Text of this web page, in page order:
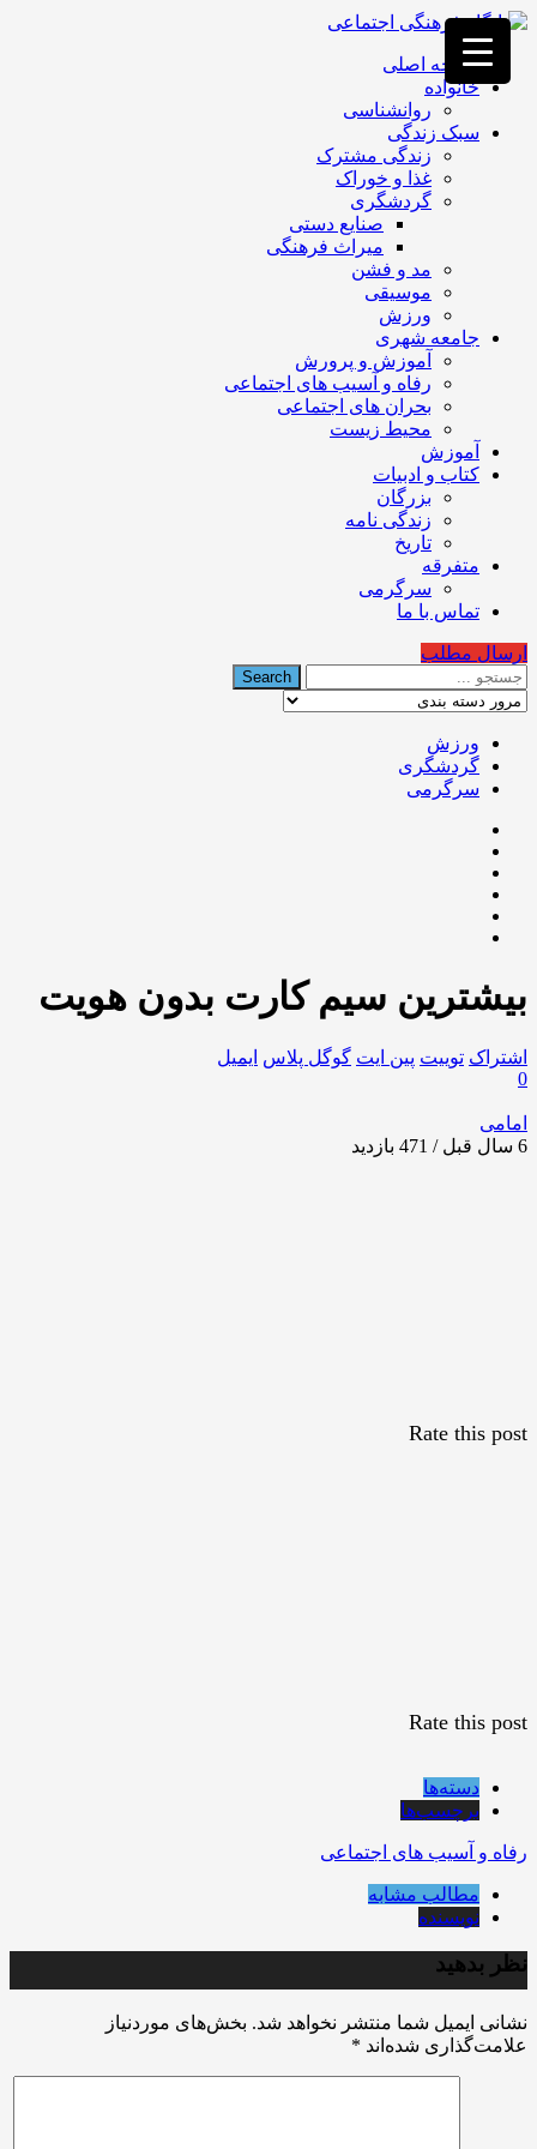
فصد
خون
غرب
تهران
خشکشویی
تصفیه
تهران
صفحه اصلی
خانواده
روانشناسی
سبک زندگی
زندگی مشترک
غذا و خوراک
گردشگری
صنایع دستی
میراث فرهنگی
مد و فشن
موسیقی
ورزش
جامعه شهری
آموزش و پرورش
رفاه و آسیب های اجتماعی
بحران های اجتماعی
محیط زیست
آموزش
کتاب و ادبیات
بزرگان
زندگی نامه
تاریخ
متفرقه
سرگرمی
تماس با ما
ارسال مطلب
ورزش
گردشگری
سرگرمی
️بیشترین سیم کارت‌ بدون هویت
اشتراک توییت پین ایت گوگل‌ پلاس ایمیل
0
امامی
6 سال قبل / 471
بازدید
Rate this post
Rate this post
دسته‌ها
برچسب‌ها
رفاه و آسیب های اجتماعی
مطالب مشابه
نویسنده
نظر بدهید
نشانی ایمیل شما منتشر نخواهد شد. بخش‌های موردنیاز
علامت‌گذاری شده‌اند *